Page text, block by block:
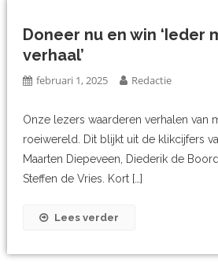
Doneer nu en win ‘Ieder
verhaal’
februari 1, 2025 Redactie
Onze lezers waarderen verhalen van
roeiwereld. Dit blijkt uit de klikcijfers
Maarten Diepeveen, Diederik de
Steffen de Vries. Kort […]
Lees verder